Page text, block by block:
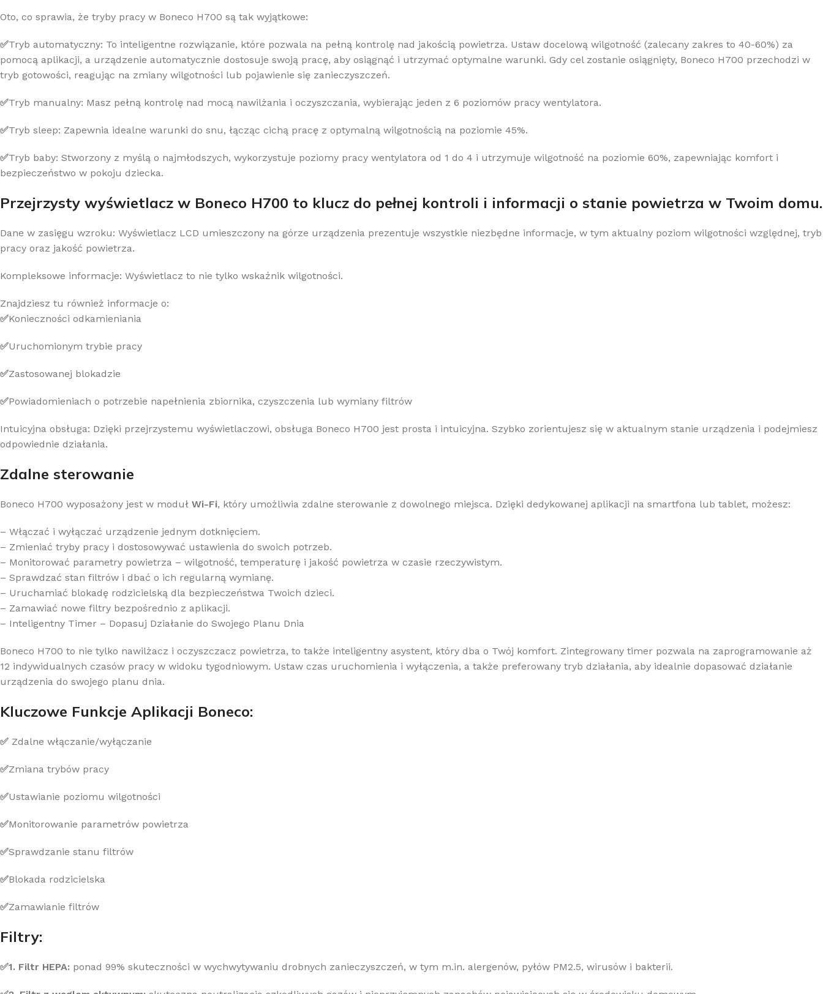
Oto, co sprawia, że tryby pracy w Boneco H700 są tak wyjątkowe:
✅Tryb automatyczny: To inteligentne rozwiązanie, które pozwala na pełną kontrolę nad jakością powietrza. Ustaw docelową wilgotność (zalecany zakres to 40-60%) za
pomocą aplikacji, a urządzenie automatycznie dostosuje swoją pracę, aby osiągnąć i utrzymać optymalne warunki. Gdy cel zostanie osiągnięty, Boneco H700 przechodzi w
tryb gotowości, reagując na zmiany wilgotności lub pojawienie się zanieczyszczeń.
✅Tryb manualny: Masz pełną kontrolę nad mocą nawilżania i oczyszczania, wybierając jeden z 6 poziomów pracy wentylatora.
✅Tryb sleep: Zapewnia idealne warunki do snu, łącząc cichą pracę z optymalną wilgotnością na poziomie 45%.
✅Tryb baby: Stworzony z myślą o najmłodszych, wykorzystuje poziomy pracy wentylatora od 1 do 4 i utrzymuje wilgotność na poziomie 60%, zapewniając komfort i
bezpieczeństwo w pokoju dziecka.
Przejrzysty wyświetlacz w Boneco H700 to klucz do pełnej kontroli i informacji o stanie powietrza w Twoim domu.
Dane w zasięgu wzroku: Wyświetlacz LCD umieszczony na górze urządzenia prezentuje wszystkie niezbędne informacje, w tym aktualny poziom wilgotności względnej, tryb
pracy oraz jakość powietrza.
Kompleksowe informacje: Wyświetlacz to nie tylko wskaźnik wilgotności.
Znajdziesz tu również informacje o:
✅Konieczności odkamieniania
✅Uruchomionym trybie pracy
✅Zastosowanej blokadzie
✅Powiadomieniach o potrzebie napełnienia zbiornika, czyszczenia lub wymiany filtrów
Intuicyjna obsługa: Dzięki przejrzystemu wyświetlaczowi, obsługa Boneco H700 jest prosta i intuicyjna. Szybko zorientujesz się w aktualnym stanie urządzenia i podejmiesz
odpowiednie działania.
Zdalne sterowanie
Boneco H700 wyposażony jest w moduł Wi-Fi, który umożliwia zdalne sterowanie z dowolnego miejsca. Dzięki dedykowanej aplikacji na smartfona lub tablet, możesz:
– Włączać i wyłączać urządzenie jednym dotknięciem.
– Zmieniać tryby pracy i dostosowywać ustawienia do swoich potrzeb.
– Monitorować parametry powietrza – wilgotność, temperaturę i jakość powietrza w czasie rzeczywistym.
– Sprawdzać stan filtrów i dbać o ich regularną wymianę.
– Uruchamiać blokadę rodzicielską dla bezpieczeństwa Twoich dzieci.
– Zamawiać nowe filtry bezpośrednio z aplikacji.
– Inteligentny Timer – Dopasuj Działanie do Swojego Planu Dnia
Boneco H700 to nie tylko nawilżacz i oczyszczacz powietrza, to także inteligentny asystent, który dba o Twój komfort. Zintegrowany timer pozwala na zaprogramowanie aż
12 indywidualnych czasów pracy w widoku tygodniowym. Ustaw czas uruchomienia i wyłączenia, a także preferowany tryb działania, aby idealnie dopasować działanie
urządzenia do swojego planu dnia.
Kluczowe Funkcje Aplikacji Boneco:
✅ Zdalne włączanie/wyłączanie
✅Zmiana trybów pracy
✅Ustawianie poziomu wilgotności
✅Monitorowanie parametrów powietrza
✅Sprawdzanie stanu filtrów
✅Blokada rodzicielska
✅Zamawianie filtrów
Filtry:
✅1. Filtr HEPA: ponad 99% skuteczności w wychwytywaniu drobnych zanieczyszczeń, w tym m.in. alergenów, pyłów PM2.5, wirusów i bakterii.